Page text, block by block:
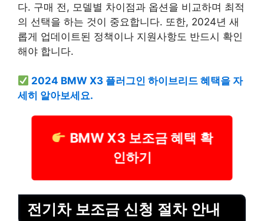
다. 구매 전, 모델별 차이점과 옵션을 비교하며 최적
의 선택을 하는 것이 중요합니다. 또한, 2024년 새
롭게 업데이트된 정책이나 지원사항도 반드시 확인
해야 합니다.
2024 BMW X3 플러그인 하이브리드 혜택을 자
세히 알아보세요.
BMW X3 보조금 혜택 확
인하기
전기차 보조금 신청 절차 안내